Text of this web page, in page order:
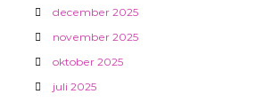
december 2025
november 2025
oktober 2025
juli 2025